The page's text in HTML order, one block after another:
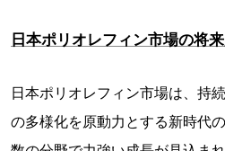
日本ポリオレフィン市場の将
日本ポリオレフィン市場は、持
の多様化を原動力とする新時代